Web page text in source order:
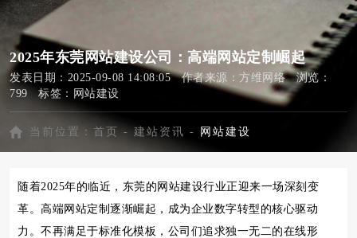
2025年东莞网站建设公司：高端网站定制崛起
发表日期：2025-09-08 14:08:05 作者来源：方维网络 浏览：
799 标签： 网站建设
当前位置： 首页 - 建站资讯 - 网站建设
随着2025年的临近，东莞的网站建设行业正迎来一场深刻变
革。高端网站定制逐渐崛起，成为企业数字转型的核心驱动
力。不再满足于标准化模板，公司们追求独一无二的在线形